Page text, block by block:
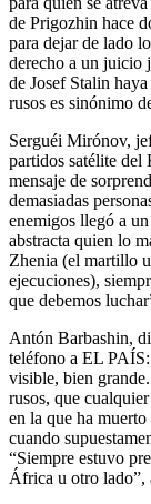
de Prigozhin hace
para dejar de lado
derecho a un juicio
de Josef Stalin
rusos es sinónimo
Serguéi Mirónov,
partidos satélite del
mensaje de
demasiadas
enemigos llegó a
abstracta quien lo
Zhenia (el martillo
ejecuciones),
que debemos
Antón Barbashin,
teléfono a EL
visible, bien
rusos, que
en la que ha
cuando
“Siempre estuvo
África u otro lado”,